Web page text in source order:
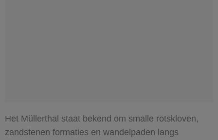
Het Müllerthal staat bekend om smalle rotskloven,
zandstenen formaties en wandelpaden langs